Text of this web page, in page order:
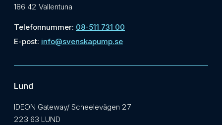
186 42 Vallentuna
Telefonnummer: 08-511 731 00
E-post: info@svenskapump.se
Lund
IDEON Gateway/ Scheelevägen 27
223 63 LUND